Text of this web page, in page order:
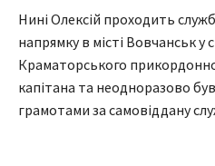
Нині Олексій проходить
напрямку в місті Вовчанськ у
Краматорського
капітана та неодноразово
грамотами за самовіддану